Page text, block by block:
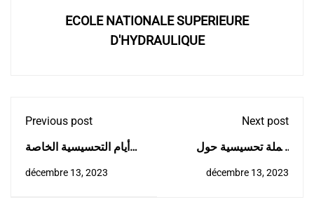
ECOLE NATIONALE SUPERIEURE
D'HYDRAULIQUE
Previous post
أيام التحسيسية الخاصة
décembre 13, 2023
Next post
حملة تحسيسية حول
في الوسط الجامعي
décembre 13, 2023